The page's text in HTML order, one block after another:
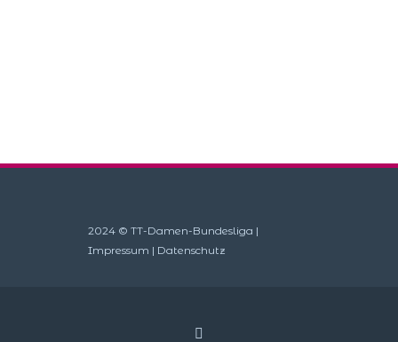
2024 © TT-Damen-Bundesliga |
Impressum | Datenschutz